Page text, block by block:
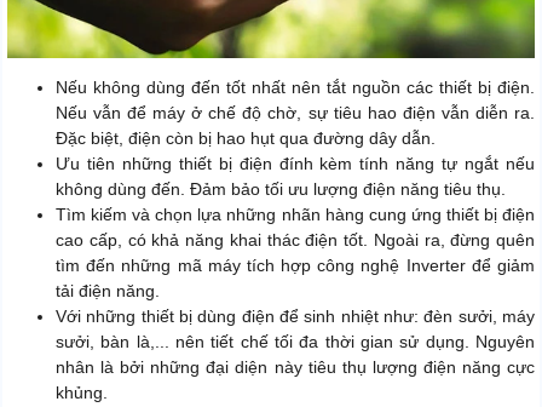
Nếu không dùng đến tốt nhất nên tắt nguồn các thiết bị điện.
Nếu vẫn để máy ở chế độ chờ, sự tiêu hao điện vẫn diễn ra.
Đặc biệt, điện còn bị hao hụt qua đường dây dẫn.
Ưu tiên những thiết bị điện đính kèm tính năng tự ngắt nếu
không dùng đến. Đảm bảo tối ưu lượng điện năng tiêu thụ.
Tìm kiếm và chọn lựa những nhãn hàng cung ứng thiết bị điện
cao cấp, có khả năng khai thác điện tốt. Ngoài ra, đừng quên
tìm đến những mã máy tích hợp công nghệ Inverter để giảm
tải điện năng.
Với những thiết bị dùng điện để sinh nhiệt như: đèn sưởi, máy
sưởi, bàn là,... nên tiết chế tối đa thời gian sử dụng. Nguyên
nhân là bởi những đại diện này tiêu thụ lượng điện năng cực
khủng.